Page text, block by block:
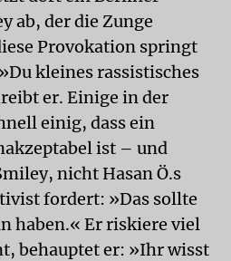
ab, der die Zunge
Provokation springt
kleines rassistisches
er. Einige in der
einig, dass ein
ist – und
nicht Hasan Ö.s
fordert: »Das sollte
haben.« Er riskiere viel
behauptet er: »Ihr wisst